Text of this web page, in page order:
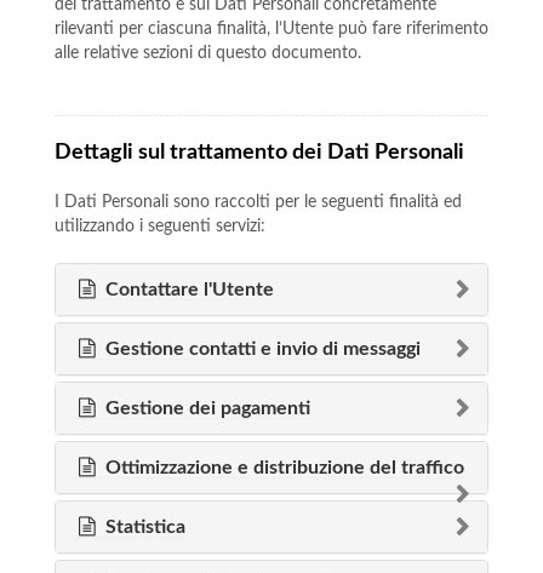
del trattamento e sui Dati Personali concretamente
rilevanti per ciascuna finalità, l’Utente può fare riferimento
alle relative sezioni di questo documento.
Dettagli sul trattamento dei Dati Personali
I Dati Personali sono raccolti per le seguenti finalità ed
utilizzando i seguenti servizi:
Contattare l'Utente
Gestione contatti e invio di messaggi
Gestione dei pagamenti
Ottimizzazione e distribuzione del traffico
Statistica